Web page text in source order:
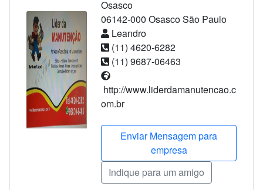
Osasco
06142-000 OsascoSão Paulo
Leandro
(11) 4620-6282
(11) 9687-06463
http://www.liderdamanutencao.c
om.br
Enviar Mensagem para
empresa
Indique para um amigo